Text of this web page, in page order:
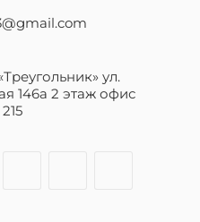
ул.
146а 2 этаж офис
215